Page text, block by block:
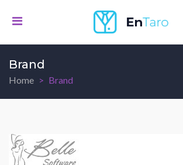
Brand
Home Brand